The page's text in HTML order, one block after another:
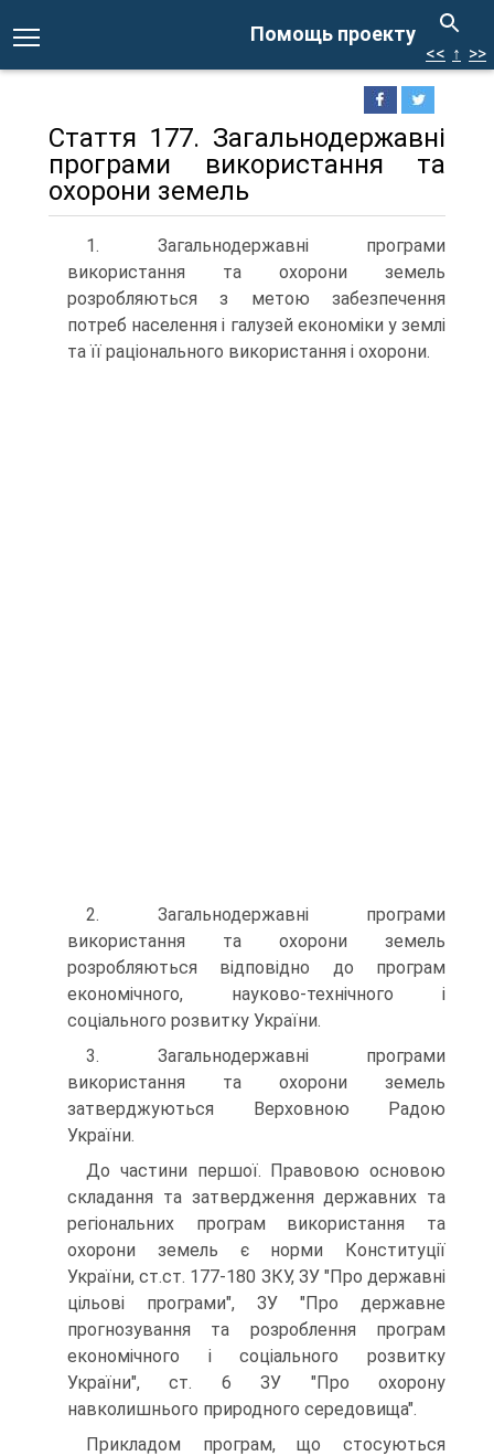
Помощь проекту
<< ↑ >>
Стаття 177. Загальнодержавні
програми використання та
охорони земель
1. Загальнодержавні програми
використання та охорони земель
розробляються з метою забезпечення
потреб населення і галузей економіки у землі
та її раціонального використання і охорони.
2. Загальнодержавні програми
використання та охорони земель
розробляються відповідно до програм
економічного, науково-технічного і
соціального розвитку України.
3. Загальнодержавні програми
використання та охорони земель
затверджуються Верховною Радою
України.
До частини першої. Правовою основою
складання та затвердження державних та
регіональних програм використання та
охорони земель є норми Конституції
України, ст.ст. 177-180 ЗКУ, ЗУ "Про державні
цільові програми", ЗУ "Про державне
прогнозування та розроблення програм
економічного і соціального розвитку
України", ст. 6 ЗУ "Про охорону
навколишнього природного середовища".
Прикладом програм, що стосуються